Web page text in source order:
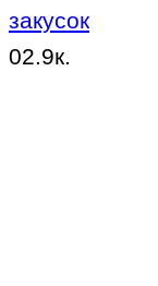
закусок
02.9к.